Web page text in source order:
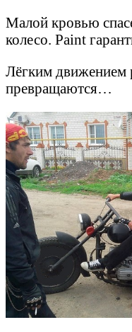
Малой кровью
колесо. Paint
Лёгким движением
превращаются…